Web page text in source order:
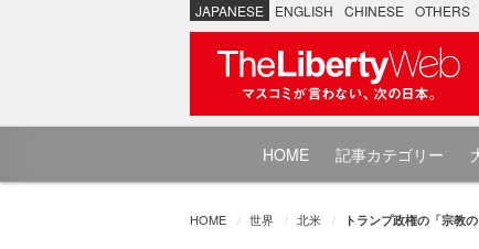
JAPANESE ENGLISH CHINESE OTHERS
HOME 記事カテゴリー
HOME 世界 北米 トランプ政権の「宗教